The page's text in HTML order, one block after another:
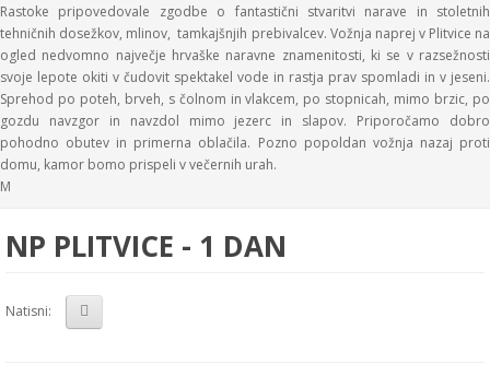
Rastoke pripovedovale zgodbe o fantastični stvaritvi narave in stoletnih
tehničnih dosežkov, mlinov, tamkajšnjih prebivalcev. Vožnja naprej v Plitvice na
ogled nedvomno največje hrvaške naravne znamenitosti, ki se v razsežnosti
svoje lepote okiti v čudovit spektakel vode in rastja prav spomladi in v jeseni.
Sprehod po poteh, brveh, s čolnom in vlakcem, po stopnicah, mimo brzic, po
gozdu navzgor in navzdol mimo jezerc in slapov. Priporočamo dobro
pohodno obutev in primerna oblačila. Pozno popoldan vožnja nazaj proti
domu, kamor bomo prispeli v večernih urah.
M
NP PLITVICE - 1 DAN
Natisni: